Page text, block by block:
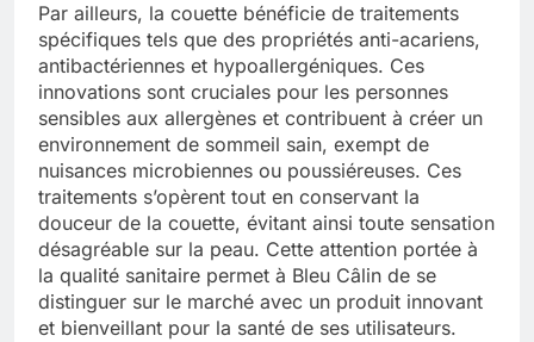
Par ailleurs, la couette bénéficie de traitements
spécifiques tels que des propriétés anti-acariens,
antibactériennes et hypoallergéniques. Ces
innovations sont cruciales pour les personnes
sensibles aux allergènes et contribuent à créer un
environnement de sommeil sain, exempt de
nuisances microbiennes ou poussiéreuses. Ces
traitements s’opèrent tout en conservant la
douceur de la couette, évitant ainsi toute sensation
désagréable sur la peau. Cette attention portée à
la qualité sanitaire permet à Bleu Câlin de se
distinguer sur le marché avec un produit innovant
et bienveillant pour la santé de ses utilisateurs.